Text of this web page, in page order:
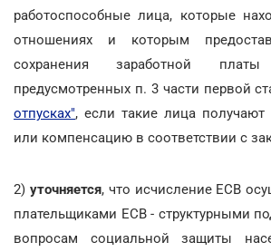
работоспособные лица, которые
отношениях и которым
сохранения заработной
предусмотренных п. 3 части первой
отпусках", если такие лица
или компенсацию в соответствии с
2) уточняется, что исчисление ЕСВ
плательщиками ЕСВ - структурными
вопросам социальной защиты